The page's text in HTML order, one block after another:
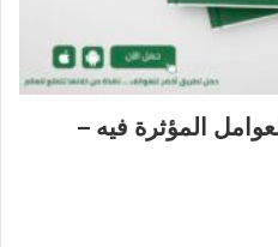
المؤثرة فيه –